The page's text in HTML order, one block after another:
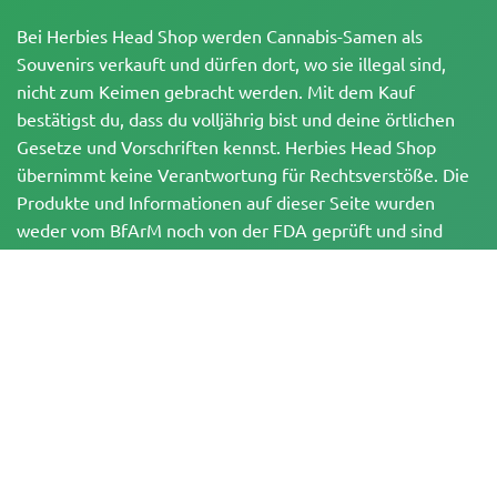
Bei Herbies Head Shop werden Cannabis-Samen als
Souvenirs verkauft und dürfen dort, wo sie illegal sind,
nicht zum Keimen gebracht werden. Mit dem Kauf
bestätigst du, dass du volljährig bist und deine örtlichen
Gesetze und Vorschriften kennst. Herbies Head Shop
übernimmt keine Verantwortung für Rechtsverstöße. Die
Produkte und Informationen auf dieser Seite wurden
weder vom BfArM noch von der FDA geprüft und sind